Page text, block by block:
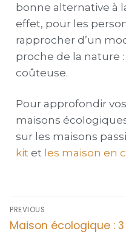
bonne alternative à
effet, pour les
rapprocher d’un
proche de la nature
coûteuse.
Pour approfondir
maisons
sur les maisons
kit et les maison en
PREVIOUS
Maison écologique : 3